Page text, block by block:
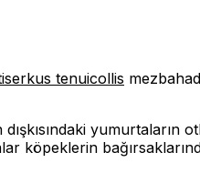
tenuicollis
köpeklerin